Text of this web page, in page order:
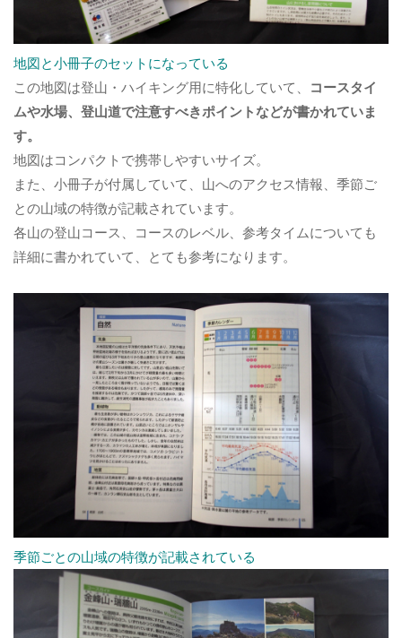
地図と小冊子のセットになっている
この地図は登山・ハイキング用に特化していて、
コースタイ
ムや水場、登山道で注意すべきポイントなどが書かれていま
す。
地図はコンパクトで携帯しやすいサイズ。
また、小冊子が付属していて、山へのアクセス情報、季節ご
との山域の特徴が記載されています。
各山の登山コース、コースのレベル、参考タイムについても
詳細に書かれていて、とても参考になります。
季節ごとの山域の特徴が記載されている